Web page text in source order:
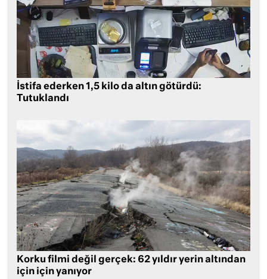
İstifa ederken 1,5 kilo da altın götürdü:
Tutuklandı
Korku filmi değil gerçek: 62 yıldır yerin altından
için için yanıyor